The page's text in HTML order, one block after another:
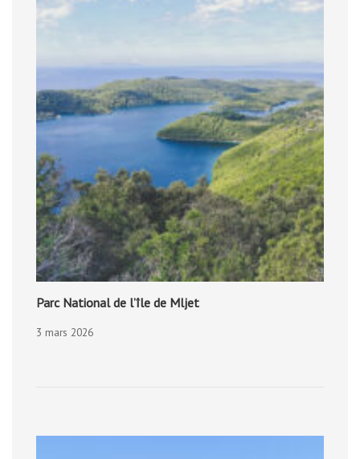
Parc National de l’île de Mljet
3 mars 2026